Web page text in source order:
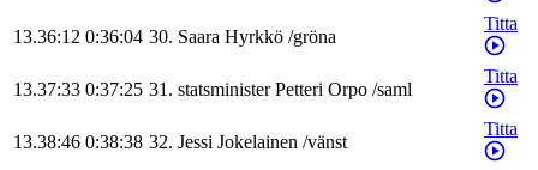
13.36:12 0:36:04 30. Saara Hyrkkö /gröna
Titta
13.37:33 0:37:25 31. statsminister Petteri Orpo /saml
Titta
13.38:46 0:38:38 32. Jessi Jokelainen /vänst
Titta